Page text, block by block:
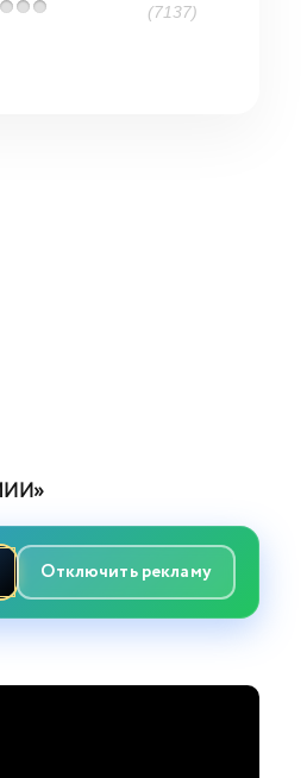
(7137)
Отключить рекламу